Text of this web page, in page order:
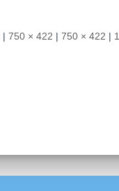
| 750 × 422 | 750 × 422 |